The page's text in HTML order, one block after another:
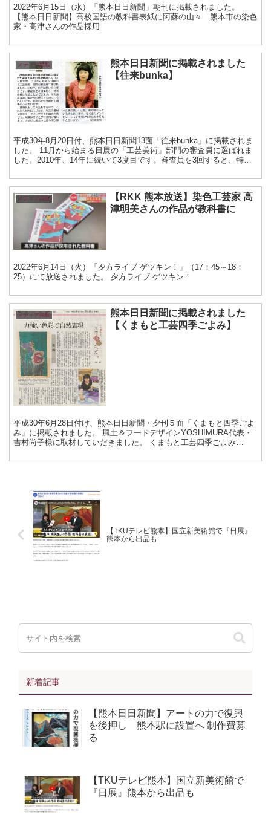
2022年6月15日（水）「熊本日日新聞」朝刊に掲載されました。
【熊本日日新聞】高校国語の教科書表紙に阿蘇の山々 熊本市の染色
家・高津さんの作品採用
メディア掲載
熊本日日新聞に掲載されました
【往来bunka】
平成30年8月20日付、熊本日日新聞13面「往来bunka」に掲載されま
した。 11月から始まる日展の「工芸美術」部門の審査員に選ばれま
した。2010年、14年に続いて3度目です。審査員を3回すると、特別
メディア掲載
【RKK 熊本放送】染色工芸家 高
津明美さんの作品が教科書に
2022年6月14日（火）「夕方ライブ ゲツキン！」（17：45～18：
25）にて放送されました。 夕方ライブ ゲツキン！
メディア掲載
熊本日日新聞に掲載されました
【くまもと工芸四季ごよみ】
平成30年6月28日付け、熊本日日新聞・夕刊５面「くまもと四季ごよ
み」に掲載されました。 風土＆フードデザインYOSHIMURA代表・
吉村尚子様に取材していだきました。 くまもと工芸四季ごよみ
【TKUテレビ熊本】国立新美術館で『日展』
熊本から出品も
新着記事
【熊本日日新聞】アートの力で復興
を後押し 熊本駅に設置へ 制作費募
る
【TKUテレビ熊本】国立新美術館で
『日展』熊本から出品も